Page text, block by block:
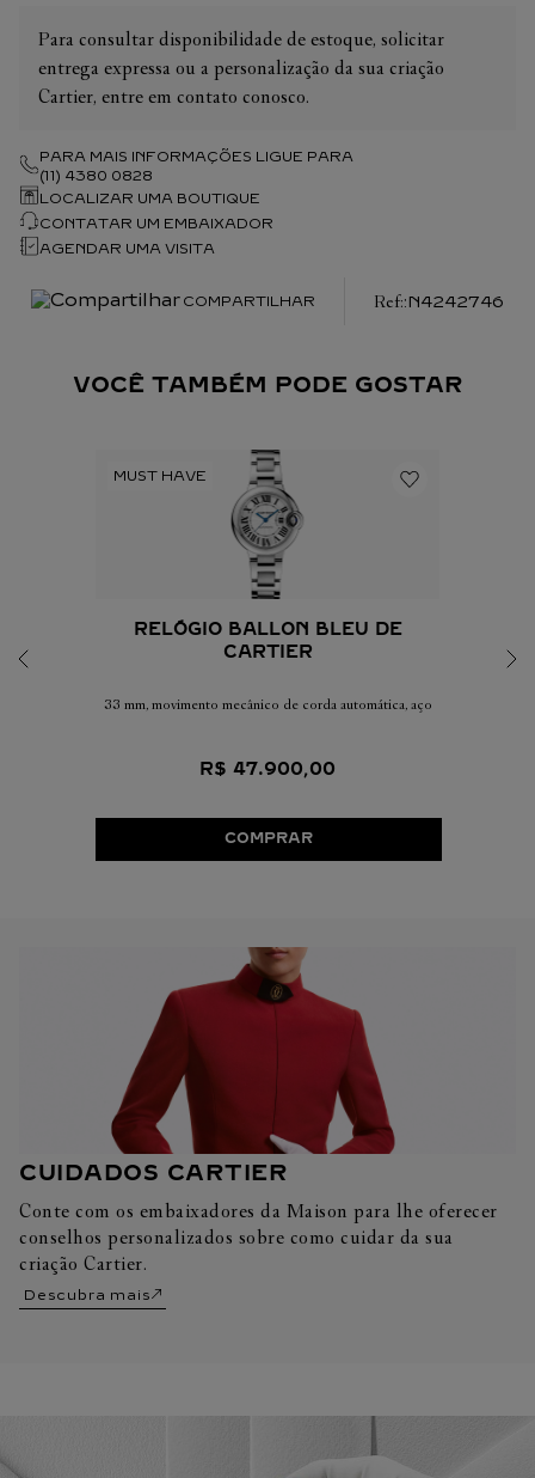
Para consultar disponibilidade de estoque, solicitar
entrega expressa ou a personalização da sua criação
Cartier, entre em contato conosco.
PARA MAIS INFORMAÇÕES LIGUE PARA
(11) 4380 0828
LOCALIZAR UMA BOUTIQUE
CONTATAR UM EMBAIXADOR
AGENDAR UMA VISITA
COMPARTILHAR :N4242746
VOCÊ TAMBÉM PODE GOSTAR
RELÓGIO BALLON BLEU DE
CARTIER
33 mm, movimento mecânico de corda automática, aço
R$ 47.900,00
COMPRAR
CUIDADOS CARTIER
Conte com os embaixadores da Maison para lhe oferecer
conselhos personalizados sobre como cuidar da sua
criação Cartier.
Descubra mais